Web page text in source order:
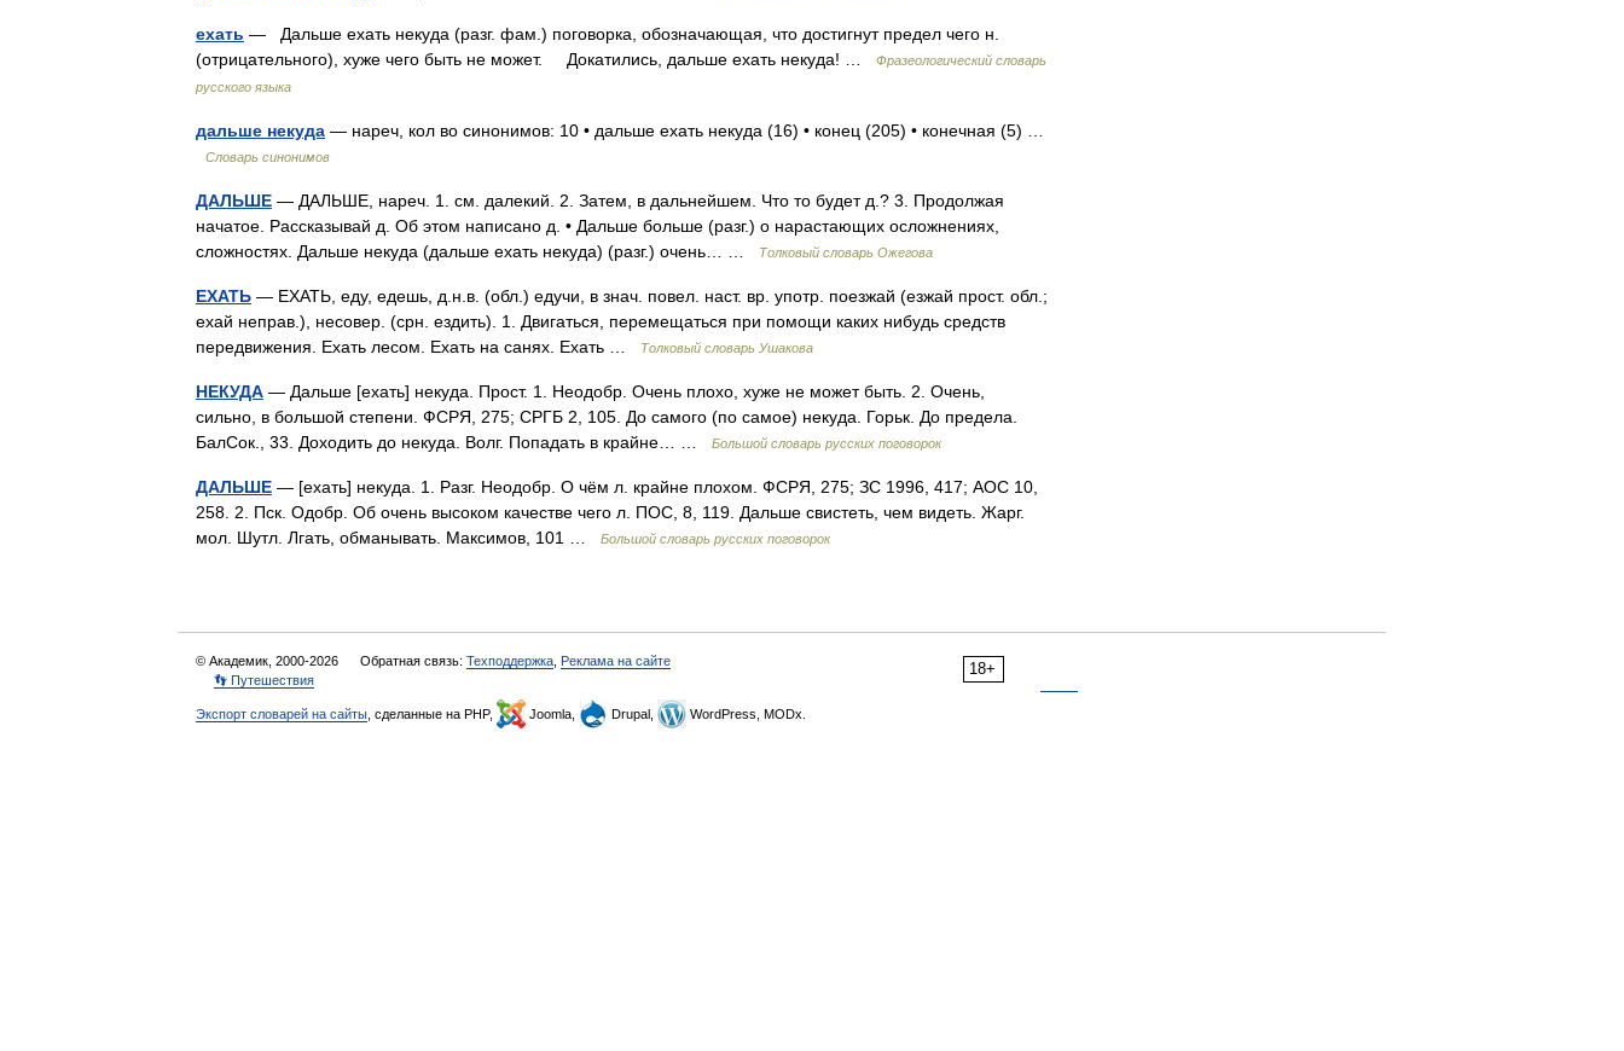
ехать — Дальше ехать некуда (разг. фам.) поговорка, обозначающая, что достигнут предел чего н.
(отрицательного), хуже чего быть не может. Докатились, дальше ехать некуда! …
Фразеологический словарь
русского языка
дальше некуда — нареч, кол во синонимов: 10 • дальше ехать некуда (16) • конец (205) • конечная (5) …
Словарь синонимов
ДАЛЬШЕ — ДАЛЬШЕ, нареч. 1. см. далекий. 2. Затем, в дальнейшем. Что то будет д.? 3. Продолжая
начатое. Рассказывай д. Об этом написано д. • Дальше больше (разг.) о нарастающих осложнениях,
сложностях. Дальше некуда (дальше ехать некуда) (разг.) очень… …
Толковый словарь Ожегова
ЕХАТЬ — ЕХАТЬ, еду, едешь, д.н.в. (обл.) едучи, в знач. повел. наст. вр. употр. поезжай (езжай прост. обл.;
ехай неправ.), несовер. (срн. ездить). 1. Двигаться, перемещаться при помощи каких нибудь средств
передвижения. Ехать лесом. Ехать на санях. Ехать …
Толковый словарь Ушакова
НЕКУДА — Дальше [ехать] некуда. Прост. 1. Неодобр. Очень плохо, хуже не может быть. 2. Очень,
сильно, в большой степени. ФСРЯ, 275; СРГБ 2, 105. До самого (по самое) некуда. Горьк. До предела.
БалСок., 33. Доходить до некуда. Волг. Попадать в крайне… …
Большой словарь русских поговорок
ДАЛЬШЕ — [ехать] некуда. 1. Разг. Неодобр. О чём л. крайне плохом. ФСРЯ, 275; ЗС 1996, 417; АОС 10,
258. 2. Пск. Одобр. Об очень высоком качестве чего л. ПОС, 8, 119. Дальше свистеть, чем видеть. Жарг.
мол. Шутл. Лгать, обманывать. Максимов, 101 …
Большой словарь русских поговорок
18+
© Академик, 2000-2026 Обратная связь: Техподдержка Реклама на сайте
👣 Путешествия
Экспорт словарей на сайты , сделанные на PHP, Joomla, Drupal, WordPress, MODx.